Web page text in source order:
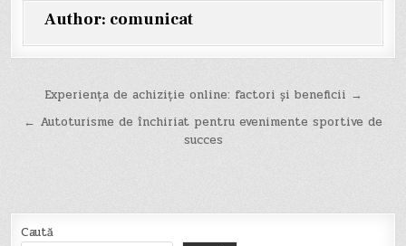
Author: comunicat
Navigare
în
Experiența de achiziție online: factori și beneficii →
← Autoturisme de închiriat pentru evenimente sportive de
succes
Caută